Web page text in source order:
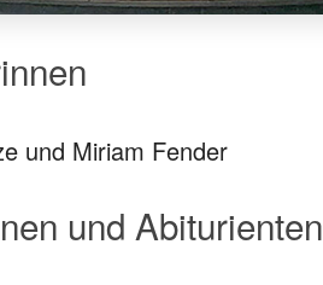
und Miriam Fender
und Abiturienten